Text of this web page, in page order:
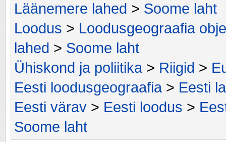
Läänemere lahed > Soome laht
Loodus > Loodusgeograafia
lahed > Soome laht
Ühiskond ja poliitika> Riigid >
Eesti loodusgeograafia> Eesti
Eesti värav > Eesti loodus >
Soome laht